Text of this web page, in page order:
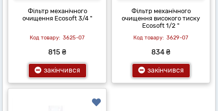
Фільтр механічного
очищення Ecosoft 3/4 "
3625-07
815 ₴
закінчився
Фільтр механічного
очищення високого тиску
Ecosoft 1/2 "
3629-07
834 ₴
закінчився